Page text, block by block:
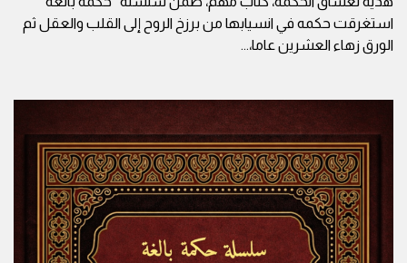
استغرقت حكمه في انسيابها من برزخ الروح إلى القلب والعقل ثم
الورق زهاء العشرين عاما،...